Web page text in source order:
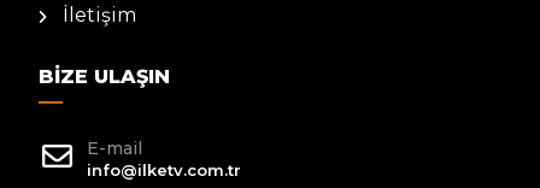
İletişim
BIZE ULAŞIN
E-mail
info@ilketv.com.tr